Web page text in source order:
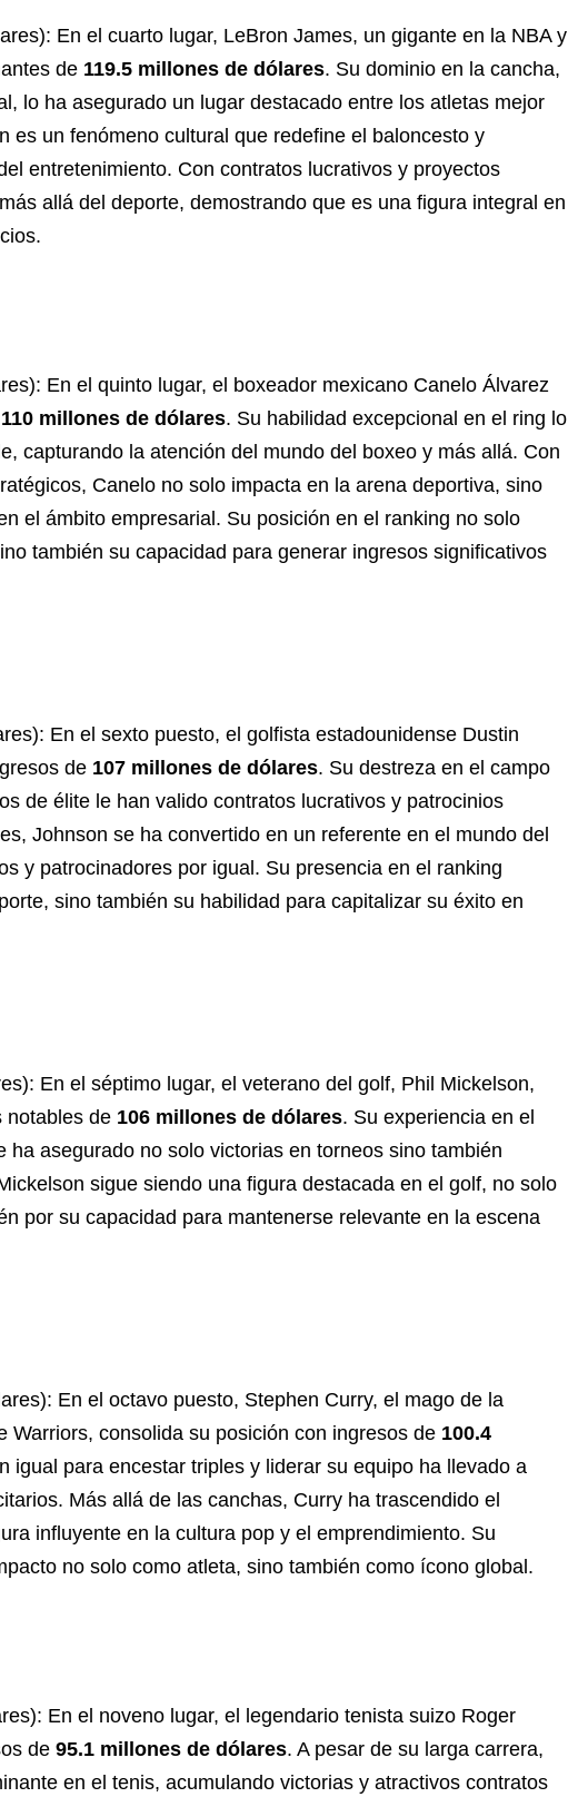
En el cuarto lugar, LeBron James, un gigante en la NBA y
de 119.5 millones de dólares. Su dominio en la cancha,
lo ha asegurado un lugar destacado entre los atletas mejor
es un fenómeno cultural que redefine el baloncesto y
entretenimiento. Con contratos lucrativos y proyectos
allá del deporte, demostrando que es una figura integral en
En el quinto lugar, el boxeador mexicano Canelo Álvarez
110 millones de dólares. Su habilidad excepcional en el ring lo
capturando la atención del mundo del boxeo y más allá. Con
Canelo no solo impacta en la arena deportiva, sino
el ámbito empresarial. Su posición en el ranking no solo
también su capacidad para generar ingresos significativos
En el sexto puesto, el golfista estadounidense Dustin
de 107 millones de dólares. Su destreza en el campo
de élite le han valido contratos lucrativos y patrocinios
Johnson se ha convertido en un referente en el mundo del
y patrocinadores por igual. Su presencia en el ranking
sino también su habilidad para capitalizar su éxito en
En el séptimo lugar, el veterano del golf, Phil Mickelson,
notables de 106 millones de dólares. Su experiencia en el
asegurado no solo victorias en torneos sino también
sigue siendo una figura destacada en el golf, no solo
por su capacidad para mantenerse relevante en la escena
En el octavo puesto, Stephen Curry, el mago de la
Warriors, consolida su posición con ingresos de 100.4
igual para encestar triples y liderar su equipo ha llevado a
Más allá de las canchas, Curry ha trascendido el
influyente en la cultura pop y el emprendimiento. Su
no solo como atleta, sino también como ícono global.
En el noveno lugar, el legendario tenista suizo Roger
de 95.1 millones de dólares. A pesar de su larga carrera,
en el tenis, acumulando victorias y atractivos contratos